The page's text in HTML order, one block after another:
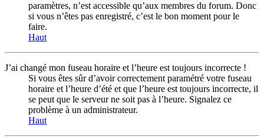
paramètres, n’est accessible qu’aux membres du forum. Donc
si vous n’êtes pas enregistré, c’est le bon moment pour le
faire.
Haut
J’ai changé mon fuseau horaire et l’heure est toujours incorrecte !
Si vous êtes sûr d’avoir correctement paramétré votre fuseau
horaire et l’heure d’été et que l’heure est toujours incorrecte, il
se peut que le serveur ne soit pas à l’heure. Signalez ce
problème à un administrateur.
Haut